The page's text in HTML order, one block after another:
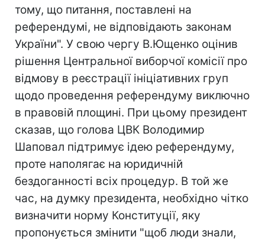
тому, що питання, поставлені на
референдумі, не відповідають законам
України". У свою чергу В.Ющенко оцінив
рішення Центральної виборчої комісії про
відмову в реєстрації ініціативних груп
щодо проведення референдуму виключно
в правовій площині. При цьому президент
сказав, що голова ЦВК Володимир
Шаповал підтримує ідею референдуму,
проте наполягає на юридичній
бездоганності всіх процедур. В той же
час, на думку президента, необхідно чітко
визначити норму Конституції, яку
пропонується змінити "щоб люди знали,